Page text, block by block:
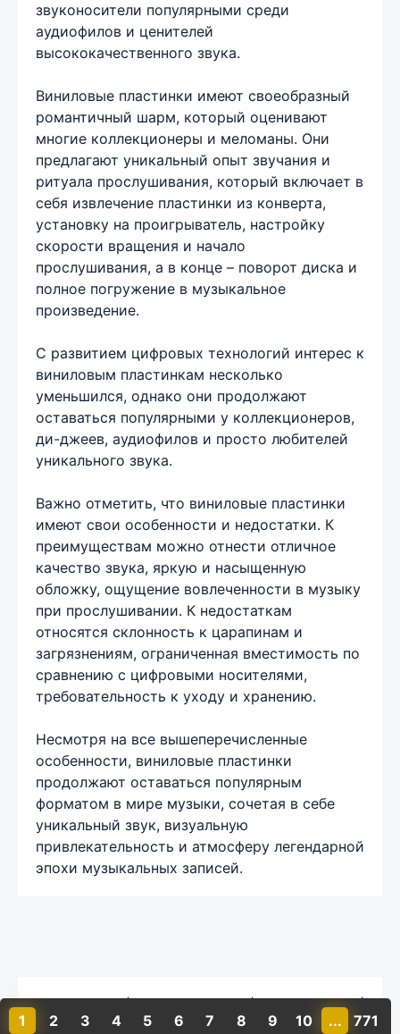
1 2 3 4 5 6 7 8 9 10 ... 771
звуконосители популярными среди
аудиофилов и ценителей
высококачественного звука.
Виниловые пластинки имеют своеобразный
романтичный шарм, который оценивают
многие коллекционеры и меломаны. Они
предлагают уникальный опыт звучания и
ритуала прослушивания, который включает в
себя извлечение пластинки из конверта,
установку на проигрыватель, настройку
скорости вращения и начало
прослушивания, а в конце – поворот диска и
полное погружение в музыкальное
произведение.
С развитием цифровых технологий интерес к
виниловым пластинкам несколько
уменьшился, однако они продолжают
оставаться популярными у коллекционеров,
ди-джеев, аудиофилов и просто любителей
уникального звука.
Важно отметить, что виниловые пластинки
имеют свои особенности и недостатки. К
преимуществам можно отнести отличное
качество звука, яркую и насыщенную
обложку, ощущение вовлеченности в музыку
при прослушивании. К недостаткам
относятся склонность к царапинам и
загрязнениям, ограниченная вместимость по
сравнению с цифровыми носителями,
требовательность к уходу и хранению.
Несмотря на все вышеперечисленные
особенности, виниловые пластинки
продолжают оставаться популярным
форматом в мире музыки, сочетая в себе
уникальный звук, визуальную
привлекательность и атмосферу легендарной
эпохи музыкальных записей.
Комментарии
Политика конфиденциальности